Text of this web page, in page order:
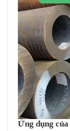
Ứng dụng của